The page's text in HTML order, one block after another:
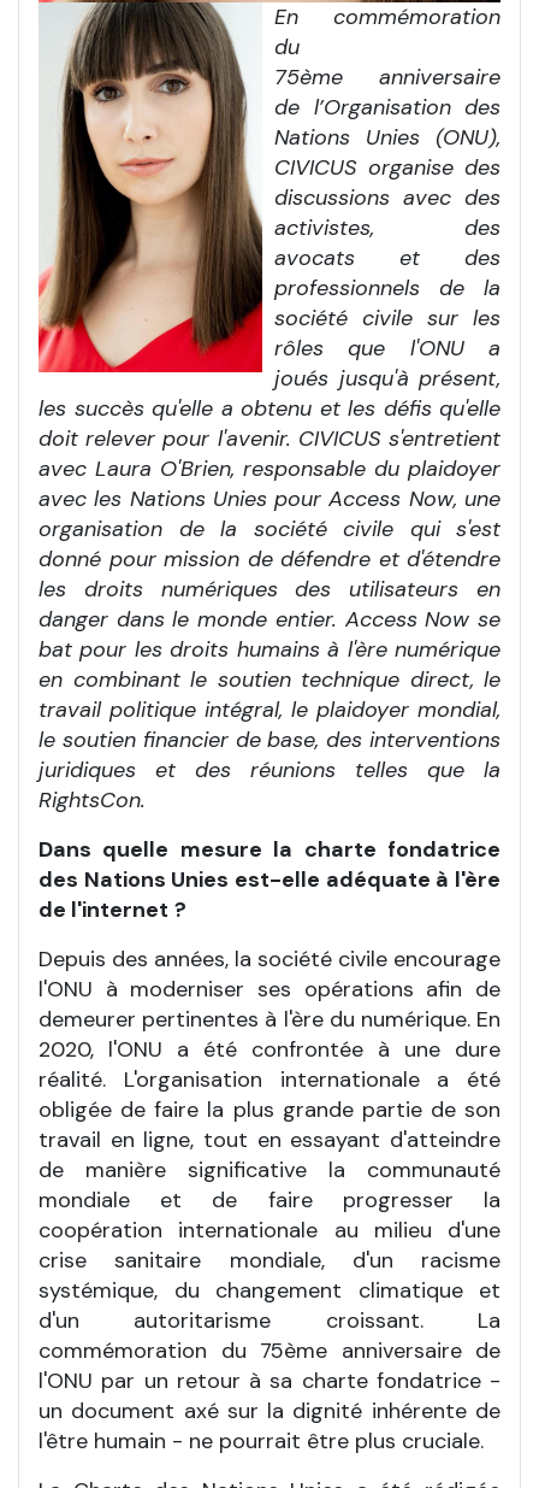
En commémoration
du
75ème anniversaire
de l’Organisation des
Nations Unies (ONU),
CIVICUS organise des
discussions avec des
activistes, des
avocats et des
professionnels de la
société civile sur les
rôles que l'ONU a
joués jusqu'à présent,
les succès qu'elle a obtenu et les défis qu'elle
doit relever pour l'avenir. CIVICUS s'entretient
avec Laura O'Brien, responsable du plaidoyer
avec les Nations Unies pour Access Now, une
organisation de la société civile qui s'est
donné pour mission de défendre et d'étendre
les droits numériques des utilisateurs en
danger dans le monde entier. Access Now se
bat pour les droits humains à l'ère numérique
en combinant le soutien technique direct, le
travail politique intégral, le plaidoyer mondial,
le soutien financier de base, des interventions
juridiques et des réunions telles que la
RightsCon.
Dans quelle mesure la charte fondatrice
des Nations Unies est-elle adéquate à l'ère
de l'internet ?
Depuis des années, la société civile encourage
l'ONU à moderniser ses opérations afin de
demeurer pertinentes à l'ère du numérique. En
2020, l'ONU a été confrontée à une dure
réalité. L'organisation internationale a été
obligée de faire la plus grande partie de son
travail en ligne, tout en essayant d'atteindre
de manière significative la communauté
mondiale et de faire progresser la
coopération internationale au milieu d'une
crise sanitaire mondiale, d'un racisme
systémique, du changement climatique et
d'un autoritarisme croissant. La
commémoration du 75ème anniversaire de
l'ONU par un retour à sa charte fondatrice -
un document axé sur la dignité inhérente de
l'être humain - ne pourrait être plus cruciale.